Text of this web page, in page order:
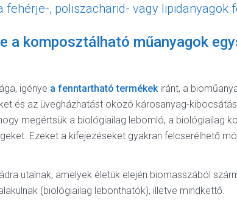
, poliszacharid- vagy lipidanyagok
a komposztálható műanyagok
igénye a fenntartható termékekiránt, a
és az üvegházhatást okozó károsanyag-
megértsük a biológiailag lebomló, a biológiailag
Ezeket a kifejezéseket gyakran felcserélhető
utalnak, amelyek életük elején biomasszából
(biológiailag lebonthatók), illetve mindkettő.